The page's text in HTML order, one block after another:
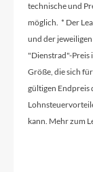
technische und
möglich. * Der
und der
"Dienstrad"-Preis
Größe, die sich
gültigen Endpreis
kann. Mehr zum